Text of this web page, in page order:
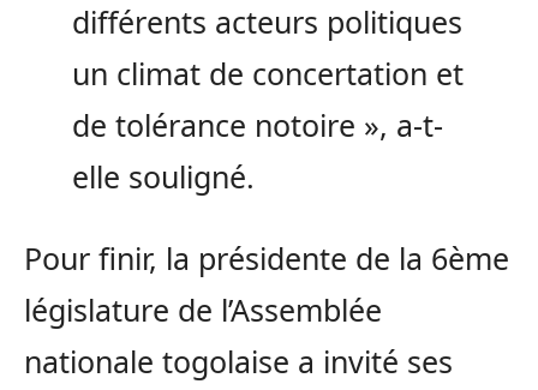
différents acteurs politiques
un climat de concertation et
de tolérance notoire », a-t-
elle souligné.
Pour finir, la présidente de la 6ème
législature de l’Assemblée
nationale togolaise a invité ses